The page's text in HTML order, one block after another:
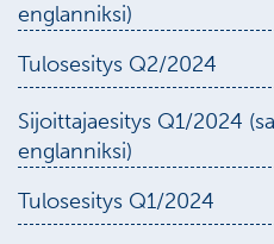
englanniksi)
Tulosesitys Q2/2024
Sijoittajaesitys Q1/2024
englanniksi)
Tulosesitys Q1/2024